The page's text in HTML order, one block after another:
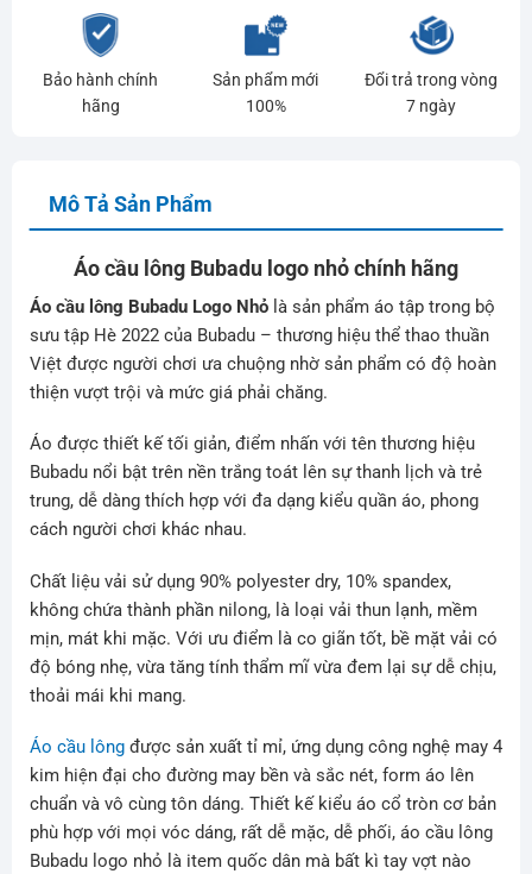
Bảo hành chính
hãng
Sản phẩm mới
100%
Đổi trả trong vòng
7 ngày
Mô Tả Sản Phẩm
Áo cầu lông Bubadu logo nhỏ chính hãng
Áo cầu lông Bubadu Logo Nhỏlà sản phẩm áo tập trong bộ
sưu tập Hè 2022 của Bubadu – thương hiệu thể thao thuần
Việt được người chơi ưa chuộng nhờ sản phẩm có độ hoàn
thiện vượt trội và mức giá phải chăng.
Áo được thiết kế tối giản, điểm nhấn với tên thương hiệu
Bubadu nổi bật trên nền trắng toát lên sự thanh lịch và trẻ
trung, dễ dàng thích hợp với đa dạng kiểu quần áo, phong
cách người chơi khác nhau.
Chất liệu vải sử dụng 90% polyester dry, 10% spandex,
không chứa thành phần nilong, là loại vải thun lạnh, mềm
mịn, mát khi mặc. Với ưu điểm là co giãn tốt, bề mặt vải có
độ bóng nhẹ, vừa tăng tính thẩm mĩ vừa đem lại sự dễ chịu,
thoải mái khi mang.
Áo cầu lôngđược sản xuất tỉ mỉ, ứng dụng công nghệ may 4
kim hiện đại cho đường may bền và sắc nét, form áo lên
chuẩn và vô cùng tôn dáng. Thiết kế kiểu áo cổ tròn cơ bản
phù hợp với mọi vóc dáng, rất dễ mặc, dễ phối, áo cầu lông
Bubadu logo nhỏ là item quốc dân mà bất kì tay vợt nào